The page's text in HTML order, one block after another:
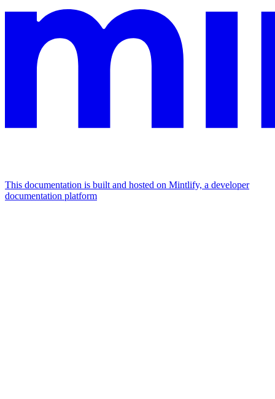
This documentation is built and hosted on Mintlify, a developer
documentation platform